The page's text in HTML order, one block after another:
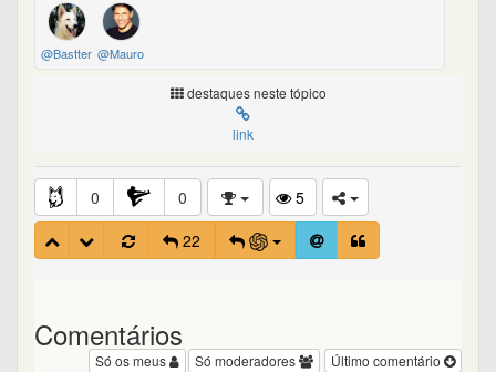
@Bastter @Mauro
destaques neste tópico
link
0 0
5
22
Comentários
Último comentário
Só moderadores
Só os meus